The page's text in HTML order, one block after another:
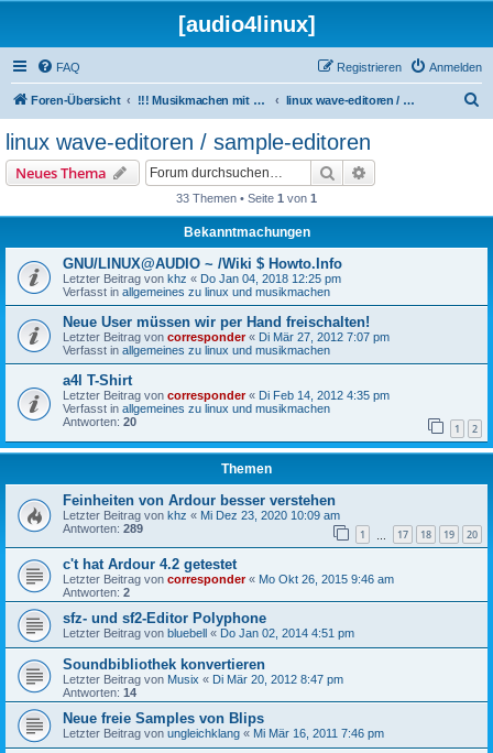
[audio4linux]
FAQ Anmelden
Registrieren
Foren-Übersicht !!! Musikmachen mit Linux !!! linux wave-editoren / sample-editoren
linux wave-editoren / sample-editoren
Neues Thema Suche
33 Themen • Seite 1 von 1
Bekanntmachungen
GNU/LINUX@AUDIO ~ /Wiki $ Howto.Info
Letzter Beitrag von khz « Do Jan 04, 2018 12:25 pm
Verfasst in allgemeines zu linux und musikmachen
Neue User müssen wir per Hand freischalten!
Letzter Beitrag von corresponder« Di Mär 27, 2012 7:07 pm
Verfasst in allgemeines zu linux und musikmachen
a4l T-Shirt
Letzter Beitrag von corresponder« Di Feb 14, 2012 4:35 pm
Verfasst in allgemeines zu linux und musikmachen
Antworten: 20 1 2
Themen
Feinheiten von Ardour besser verstehen
Letzter Beitrag von khz « Mi Dez 23, 2020 10:09 am
Antworten: 289 1 17 18 19 20
c't hat Ardour 4.2 getestet
Letzter Beitrag von corresponder« Mo Okt 26, 2015 9:46 am
Antworten: 2
sfz- und sf2-Editor Polyphone
Letzter Beitrag von bluebell « Do Jan 02, 2014 4:51 pm
Soundbibliothek konvertieren
Letzter Beitrag von Musix « Di Mär 20, 2012 8:47 pm
Antworten: 14
Neue freie Samples von Blips
Letzter Beitrag von ungleichklang « Mi Mär 16, 2011 7:46 pm